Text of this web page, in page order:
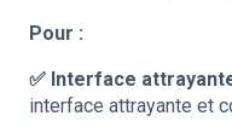
Pour :
✅ Interface
interface attrayante et